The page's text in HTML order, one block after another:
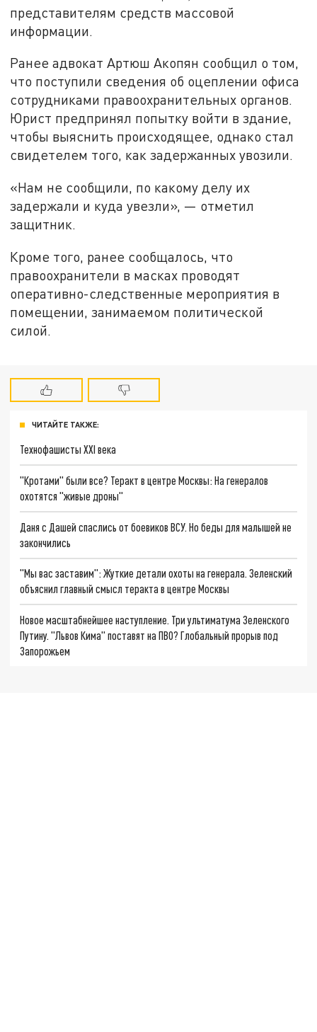
представителям средств массовой
информации.
Ранее адвокат Артюш Акопян сообщил о том,
что поступили сведения об оцеплении офиса
сотрудниками правоохранительных органов.
Юрист предпринял попытку войти в здание,
чтобы выяснить происходящее, однако стал
свидетелем того, как задержанных увозили.
«Нам не сообщили, по какому делу их
задержали и куда увезли», — отметил
защитник.
Кроме того, ранее сообщалось, что
правоохранители в масках проводят
оперативно-следственные мероприятия в
помещении, занимаемом политической
силой.
ЧИТАЙТЕ ТАКЖЕ:
Технофашисты XXI века
"Кротами" были все? Теракт в центре Москвы: На генералов
охотятся "живые дроны"
Даня с Дашей спаслись от боевиков ВСУ. Но беды для малышей не
закончились
"Мы вас заставим": Жуткие детали охоты на генерала. Зеленский
объяснил главный смысл теракта в центре Москвы
Новое масштабнейшее наступление. Три ультиматума Зеленского
Путину. "Львов Кима" поставят на ПВО? Глобальный прорыв под
Запорожьем